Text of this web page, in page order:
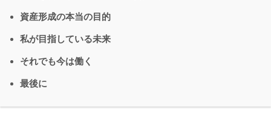
資産形成の本当の目的
私が目指している未来
それでも今は働く
最後に